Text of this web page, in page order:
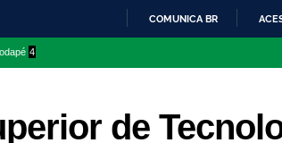
O
COMUNICA BR
4
de